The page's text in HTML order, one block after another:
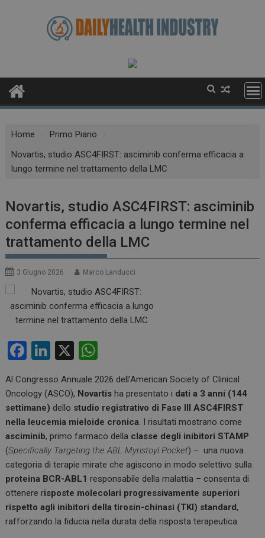
Home
Primo Piano
Novartis, studio ASC4FIRST: asciminib conferma efficacia a
lungo termine nel trattamento della LMC
Novartis, studio ASC4FIRST: asciminib
conferma efficacia a lungo termine nel
trattamento della LMC
3 Giugno 2026 Marco Landucci
F
ce
b
o
o
k
Li
ke
dI
n
X
at
s
A
p
p
Al Congresso Annuale 2026 dell’American Society of Clinical
Oncology (ASCO), Novartis ha presentato i dati a 3 anni (144
settimane) dello studio registrativo di Fase III ASC4FIRST
nella leucemia mieloide cronica. I risultati mostrano come
asciminib, primo farmaco della classe degli inibitori STAMP
(Specifically Targeting the ABL Myristoyl Pocket) – una nuova
categoria di terapie mirate che agiscono in modo selettivo sulla
proteina BCR-ABL1 responsabile della malattia – consenta di
ottenere risposte molecolari progressivamente superiori
rispetto agli inibitori della tirosin-chinasi (TKI) standard,
rafforzando la fiducia nella durata della risposta terapeutica.